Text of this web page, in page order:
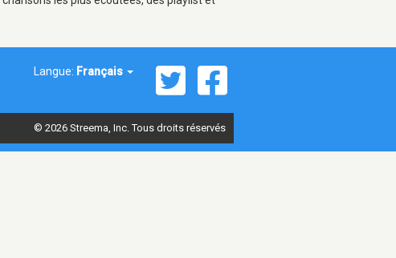
Langue: Français
© 2026 Streema, Inc. Tous droits réservés